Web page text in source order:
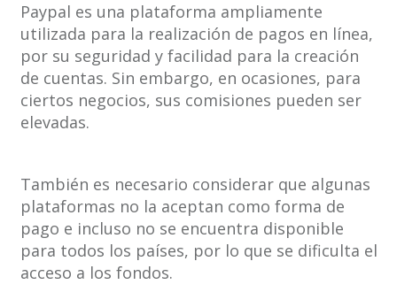
Paypal es una plataforma ampliamente
utilizada para la realización de pagos en línea,
por su seguridad y facilidad para la creación
de cuentas. Sin embargo, en ocasiones, para
ciertos negocios, sus comisiones pueden ser
elevadas.
También es necesario considerar que algunas
plataformas no la aceptan como forma de
pago e incluso no se encuentra disponible
para todos los países, por lo que se dificulta el
acceso a los fondos.